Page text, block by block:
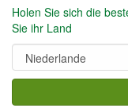
Holen Sie sich die
Sie ihr Land